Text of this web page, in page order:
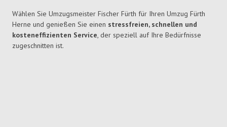
Wählen Sie Umzugsmeister Fischer Fürth für Ihren Umzug Fürth
Herne und genießen Sie einen stressfreien, schnellen und
kosteneffizienten Service, der speziell auf Ihre Bedürfnisse
zugeschnitten ist.